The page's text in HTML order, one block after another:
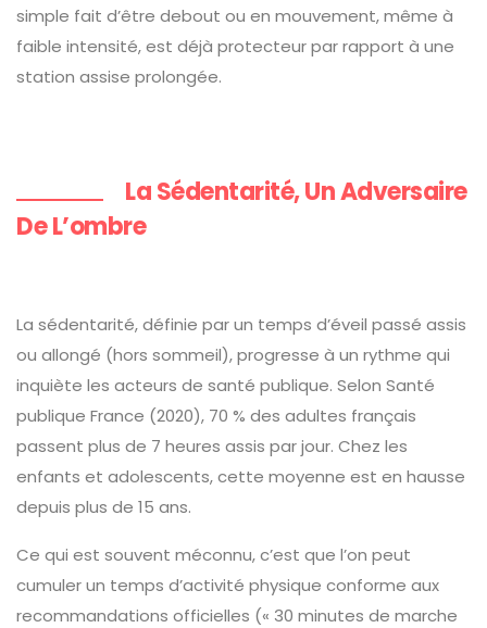
simple fait d’être debout ou en mouvement, même à
faible intensité, est déjà protecteur par rapport à une
station assise prolongée.
La Sédentarité, Un Adversaire
De L’ombre
La sédentarité, définie par un temps d’éveil passé assis
ou allongé (hors sommeil), progresse à un rythme qui
inquiète les acteurs de santé publique. Selon Santé
publique France (2020), 70 % des adultes français
passent plus de 7 heures assis par jour. Chez les
enfants et adolescents, cette moyenne est en hausse
depuis plus de 15 ans.
Ce qui est souvent méconnu, c’est que l’on peut
cumuler un temps d’activité physique conforme aux
recommandations officielles (« 30 minutes de marche